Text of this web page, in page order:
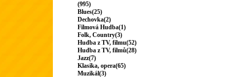
(995)
Blues(25)
Dechovka(2)
Filmová Hudba(1)
Folk, Country(3)
Hudba z TV, filmu(52)
Hudba z TV, filmů(28)
Jazz(7)
Klasika, opera(65)
Muzikál(3)